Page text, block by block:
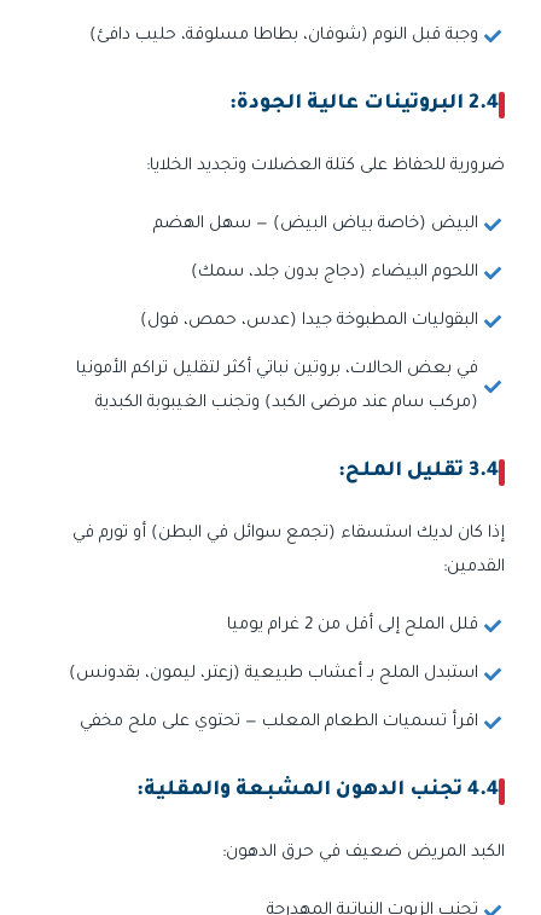
وجبة قبل النوم (شوفان، بطاطا مسلوقة، حليب دافئ)
2.4 البروتينات عالية الجودة:
ضرورية للحفاظ على كتلة العضلات وتجديد الخلايا:
البيض (خاصة بياض البيض) — سهل الهضم
اللحوم البيضاء (دجاج بدون جلد، سمك)
البقوليات المطبوخة جيدا (عدس، حمص، فول)
في بعض الحالات، بروتين نباتي أكثر لتقليل تراكم الأمونيا
(مركب سام عند مرضى الكبد) وتجنب الغيبوبة الكبدية
3.4 تقليل الملح:
إذا كان لديك استسقاء (تجمع سوائل في البطن) أو تورم في
القدمين:
قلل الملح إلى أقل من 2 غرام يوميا
استبدل الملح بـ أعشاب طبيعية (زعتر، ليمون، بقدونس)
اقرأ تسميات الطعام المعلب — تحتوي على ملح مخفي
4.4 تجنب الدهون المشبعة والمقلية:
الكبد المريض ضعيف في حرق الدهون: